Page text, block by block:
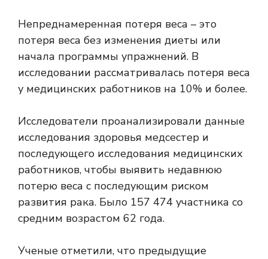
Непреднамеренная потеря веса – это
потеря веса без изменения диеты или
начала программы упражнений. В
исследовании рассматривалась потеря веса
у медицинских работников на 10% и более.
Исследователи проанализировали данные
исследования здоровья медсестер и
последующего исследования медицинских
работников, чтобы выявить недавнюю
потерю веса с последующим риском
развития рака. Было 157 474 участника со
средним возрастом 62 года.
Ученые отметили, что предыдущие